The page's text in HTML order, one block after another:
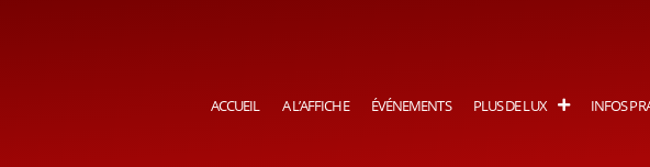
ACCUEIL A L’AFFICHE ÉVÉNEMENTS PLUS DE LUX INFOS